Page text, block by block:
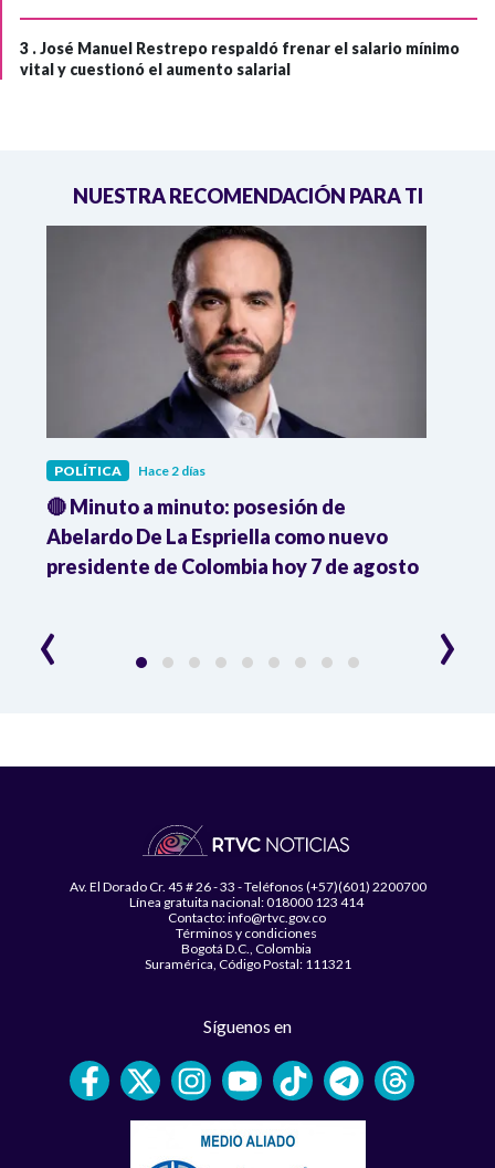
3 .José Manuel Restrepo respaldó frenar el salario mínimo
vital y cuestionó el aumento salarial
NUESTRA RECOMENDACIÓN PARA TI
POLÍTICA Hace 2 días
🔴 Minuto a minuto: posesión de
Abelardo De La Espriella como nuevo
presidente de Colombia hoy 7 de agosto
‹ ›
Av. El Dorado Cr. 45 # 26 - 33 - Teléfonos (+57)(601) 2200700
Línea gratuita nacional: 018000 123 414
Contacto: info@rtvc.gov.co
Términos y condiciones
Bogotá D.C., Colombia
Suramérica, Código Postal: 111321
Síguenos en